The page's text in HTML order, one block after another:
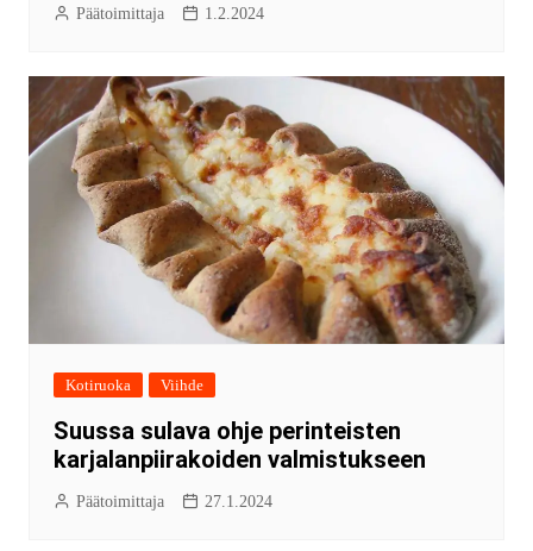
Päätoimittaja 1.2.2024
Kotiruoka Viihde
Suussa sulava ohje perinteisten
karjalanpiirakoiden valmistukseen
Päätoimittaja 27.1.2024